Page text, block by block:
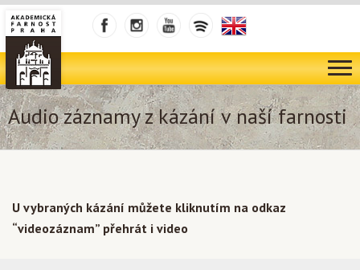
Audio záznamy z kázání v naší farnosti
U vybraných kázání můžete kliknutím na odkaz
“videozáznam” přehrát i video